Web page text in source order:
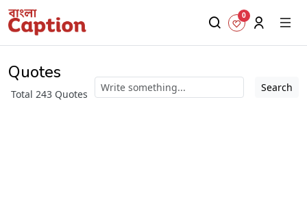
0
Quotes
Total 243 Quotes
Search